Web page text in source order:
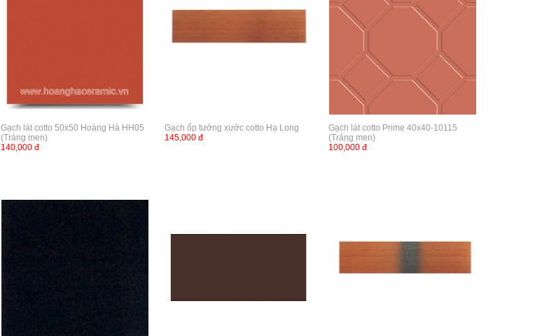
Gạch lát cotto 50x50 Hoàng Hà HH05
(Tráng men)
140,000 đ
Gạch ốp tường xước cotto Hạ Long
145,000 đ
Gạch lát cotto Prime 40x40-10115
(Tráng men)
100,000 đ